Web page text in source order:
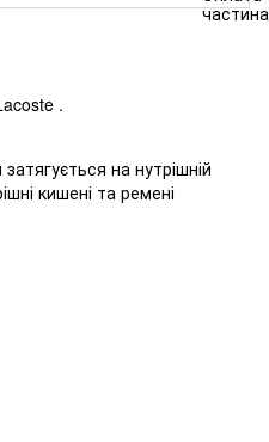
.
на нутрішній
кишені та ремені